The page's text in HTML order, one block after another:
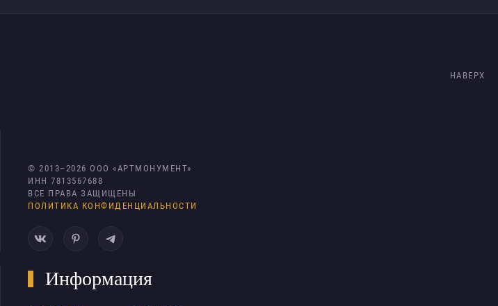
НАВЕРХ
© 2013–2026 ООО «АРТМОНУМЕНТ»
ИНН 7813567688
ВСЕ ПРАВА ЗАЩИЩЕНЫ
ПОЛИТИКА КОНФИДЕНЦИАЛЬНОСТИ
Информация